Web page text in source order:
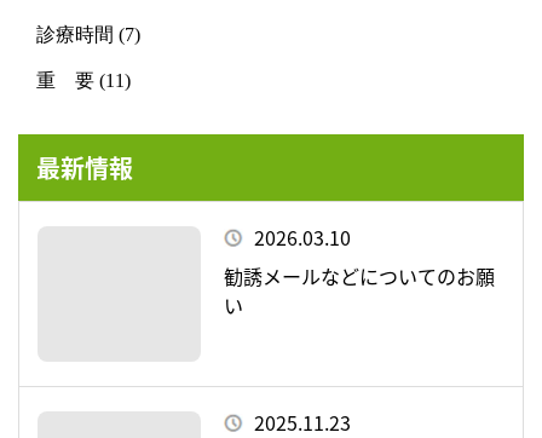
診療時間 (7)
重 要 (11)
最新情報
2026.03.10
勧誘メールなどについてのお願
い
2025.11.23